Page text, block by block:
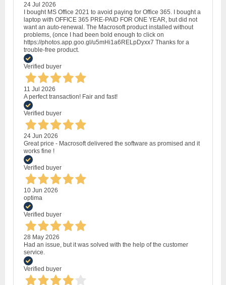
24 Jul 2026
I bought MS Office 2021 to avoid paying for Office 365. I bought a
laptop with OFFICE 365 PRE-PAID FOR ONE YEAR, but did not
want an auto-renewal. The Macrosoft product installed without
problems, (once I had been bold enough to click on
https://photos.app.goo.gl/u5mHi1a6RELpDyxx7 Thanks for a
trouble-free product.
Verified buyer
11 Jul 2026
A perfect transaction! Fair and fast!
Verified buyer
24 Jun 2026
Great price - Macrosoft delivered the software as promised and it
works fine !
Verified buyer
10 Jun 2026
optima
Verified buyer
28 May 2026
Had an issue, but it was solved with the help of the customer
service.
Verified buyer